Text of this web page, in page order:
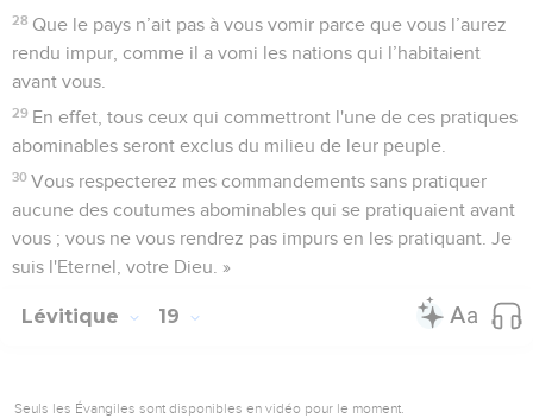
28 Que le pays n’ait pas à vous vomir parce que vous l’aurez
rendu impur, comme il a vomi les nations qui l’habitaient
avant vous.
29 En effet, tous ceux qui commettront l'une de ces pratiques
abominables seront exclus du milieu de leur peuple.
30 Vous respecterez mes commandements sans pratiquer
aucune des coutumes abominables qui se pratiquaient avant
vous ; vous ne vous rendrez pas impurs en les pratiquant. Je
suis l'Eternel, votre Dieu. »
Lévitique 19
Seuls les Évangiles sont disponibles en vidéo pour le moment.